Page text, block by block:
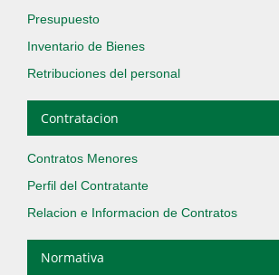
Presupuesto
Inventario de Bienes
Retribuciones del personal
Contratacion
Contratos Menores
Perfil del Contratante
Relacion e Informacion de Contratos
Normativa